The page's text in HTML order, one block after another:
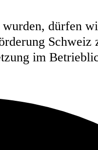
dürfen
im